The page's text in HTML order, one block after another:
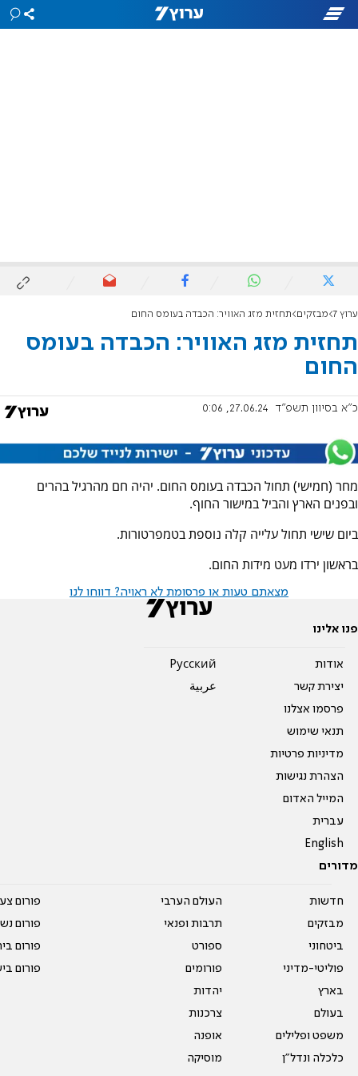
ערוץ 7 מבזקים תחזית מזג האוויר: הכבדה בעומס החום
תחזית מזג האוויר: הכבדה בעומס
החום
כ"א בסיוון תשפ"ד 27.06.24, 0:06
מחר (חמישי) תחול הכבדה בעומס החום. יהיה חם מהרגיל בהרים
ובפנים הארץ והביל במישור החוף.
ביום שישי תחול עלייה קלה נוספת בטמפרטורות.
בראשון ירדו מעט מידות החום.
מצאתם טעות או פרסומת לא ראויה? דווחו לנו
פנו אלינו
אודות
יצירת קשר
פרסמו אצלנו
תנאי שימוש
מדיניות פרטיות
הצהרת נגישות
המייל האדום
עברית
English
Pусский
عربية
מדורים
חדשות
מבזקים
ביטחוני
פוליטי-מדיני
בארץ
בעולם
משפט ופלילים
כלכלה ונדל"ן
העולם הערבי
תרבות ופנאי
ספורט
פורומים
יהדות
צרכנות
אופנה
מוסיקה
פורום
פורום
פורום
פורום